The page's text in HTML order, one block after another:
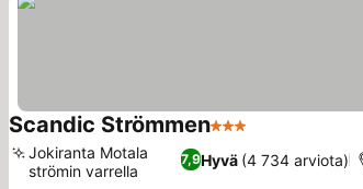
Scandic Strömmen3 Tähtiluokitus
7,9Hyvä (4 734 arviota)
Jokiranta Motala
strömin varrella